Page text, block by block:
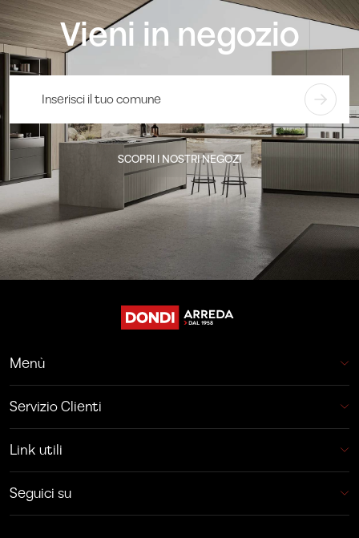
Vieni in negozio
SCOPRI I NOSTRI NEGOZI
Menù
Servizio Clienti
Link utili
Seguici su